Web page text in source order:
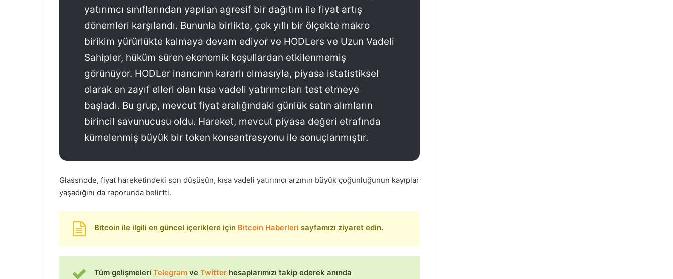
yatırımcı sınıflarından yapılan agresif bir dağıtım ile fiyat artış
dönemleri karşılandı. Bununla birlikte, çok yıllı bir ölçekte makro
birikim yürürlükte kalmaya devam ediyor ve HODLers ve Uzun Vadeli
Sahipler, hüküm süren ekonomik koşullardan etkilenmemiş
görünüyor. HODLer inancının kararlı olmasıyla, piyasa istatistiksel
olarak en zayıf elleri olan kısa vadeli yatırımcıları test etmeye
başladı. Bu grup, mevcut fiyat aralığındaki günlük satın alımların
birincil savunucusu oldu. Hareket, mevcut piyasa değeri etrafında
kümelenmiş büyük bir token konsantrasyonu ile sonuçlanmıştır.
Glassnode, fiyat hareketindeki son düşüşün, kısa vadeli yatırımcı arzının büyük çoğunluğunun kayıplar
yaşadığını da raporunda belirtti.
Bitcoin ile ilgili en güncel içeriklere için Bitcoin Haberleri sayfamızı ziyaret edin.
Tüm gelişmeleri Telegram ve Twitter hesaplarımızı takip ederek anında